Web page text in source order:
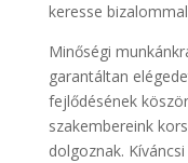
keresse
Minőségi
garantáltan
fejlődésének
szakembereink
dolgoznak.